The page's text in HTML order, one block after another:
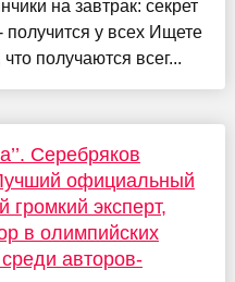
на завтрак: секрет
получится у всех Ищете
получаются всег...
Серебряков
официальный
эксперт,
в олимпийских
авторов-